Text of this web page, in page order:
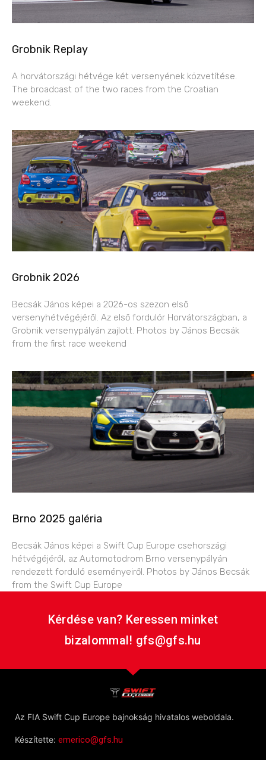
Grobnik Replay
A horvátországi hétvége két versenyének közvetítése.
The broadcast of the two races from the Croatian
weekend.
Grobnik 2026
Becsák János képei a 2026-os szezon első
versenyhétvégéjéről. Az első fordulór Horvátországban, a
Grobnik versenypályán zajlott. Photos by János Becsák
from the first race weekend
Brno 2025 galéria
Becsák János képei a Swift Cup Europe csehországi
hétvégéjéről, az Automotodrom Brno versenypályán
rendezett forduló eseményeiről. Photos by János Becsák
from the Swift Cup Europe
Kérdése van? Keressen minket
bizalommal! gfs@gfs.hu
Az FIA Swift Cup Europe bajnokság hivatalos weboldala.
Készítette: emerico@gfs.hu